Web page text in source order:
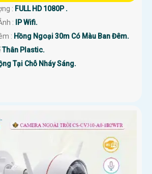
: FULL HD 1080P .
:
IP Wifi.
: Hồng Ngoại 30m Có Màu Ban Đêm.
Thân Plastic.
Tại Chỗ Nháy Sáng.